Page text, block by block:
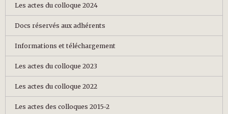
Les actes du colloque 2024
Docs réservés aux adhérents
Informations et téléchargement
Les actes du colloque 2023
Les actes du colloque 2022
Les actes des colloques 2015-2